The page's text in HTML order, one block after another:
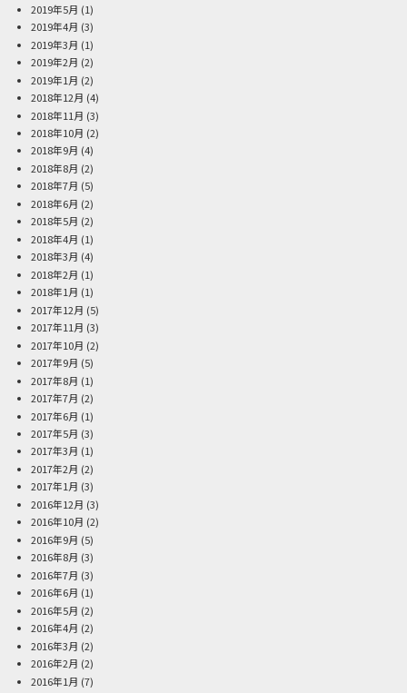
2019年5月 (1)
2019年4月 (3)
2019年3月 (1)
2019年2月 (2)
2019年1月 (2)
2018年12月 (4)
2018年11月 (3)
2018年10月 (2)
2018年9月 (4)
2018年8月 (2)
2018年7月 (5)
2018年6月 (2)
2018年5月 (2)
2018年4月 (1)
2018年3月 (4)
2018年2月 (1)
2018年1月 (1)
2017年12月 (5)
2017年11月 (3)
2017年10月 (2)
2017年9月 (5)
2017年8月 (1)
2017年7月 (2)
2017年6月 (1)
2017年5月 (3)
2017年3月 (1)
2017年2月 (2)
2017年1月 (3)
2016年12月 (3)
2016年10月 (2)
2016年9月 (5)
2016年8月 (3)
2016年7月 (3)
2016年6月 (1)
2016年5月 (2)
2016年4月 (2)
2016年3月 (2)
2016年2月 (2)
2016年1月 (7)